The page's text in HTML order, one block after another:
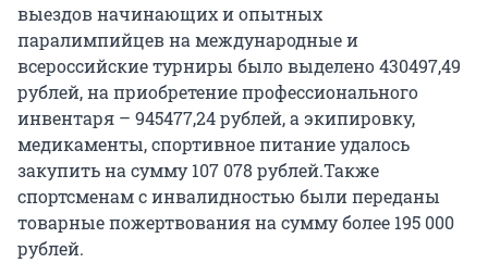
выездов начинающих и опытных
паралимпийцев на международные и
всероссийские турниры было выделено 430497,49
рублей, на приобретение профессионального
инвентаря – 945477,24 рублей, а экипировку,
медикаменты, спортивное питание удалось
закупить на сумму 107 078 рублей.Также
спортсменам с инвалидностью были переданы
товарные пожертвования на сумму более 195 000
рублей.